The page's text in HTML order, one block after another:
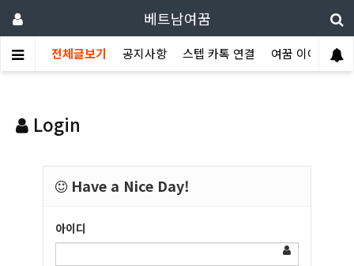
베트남여꿈
전체글보기 공지사항 스텝 카톡 연결 여꿈 이야기
Login
Have a Nice Day!
아이디